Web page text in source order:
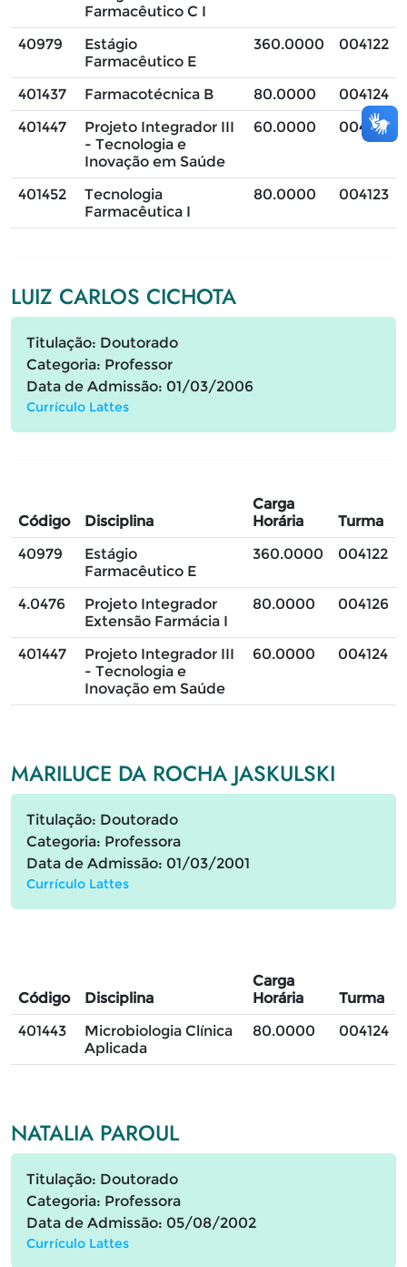
Farmacêutico C I
40979
Estágio
Farmacêutico E
360.0000 004122
401437 Farmacotécnica B 80.0000
004124
401447
Projeto Integrador III
- Tecnologia e
Inovação em Saúde
60.0000 004124
401452
Tecnologia
Farmacêutica I
80.0000 004123
LUIZ CARLOS CICHOTA
Titulação: Doutorado
Categoria: Professor
Data de Admissão: 01/03/2006
Currículo Lattes
Código Disciplina
Carga
Horária
Turma
40979
Estágio
Farmacêutico E
360.0000 004122
4.0476
Projeto Integrador
Extensão Farmácia I
80.0000 004126
401447
Projeto Integrador III
- Tecnologia e
Inovação em Saúde
60.0000 004124
MARILUCE DA ROCHA JASKULSKI
Titulação: Doutorado
Categoria: Professora
Data de Admissão: 01/03/2001
Currículo Lattes
Código Disciplina
Carga
Horária
Turma
401443
Microbiologia Clínica
Aplicada
80.0000 004124
NATALIA PAROUL
Titulação: Doutorado
Categoria: Professora
Data de Admissão: 05/08/2002
Currículo Lattes